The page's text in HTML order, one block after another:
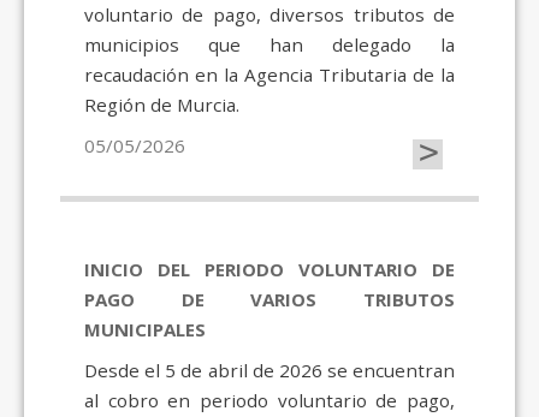
voluntario de pago, diversos tributos de
municipios que han delegado la
recaudación en la Agencia Tributaria de la
Región de Murcia.
05/05/2026
>
INICIO DEL PERIODO VOLUNTARIO DE
PAGO DE VARIOS TRIBUTOS
MUNICIPALES
Desde el 5 de abril de 2026 se encuentran
al cobro en periodo voluntario de pago,